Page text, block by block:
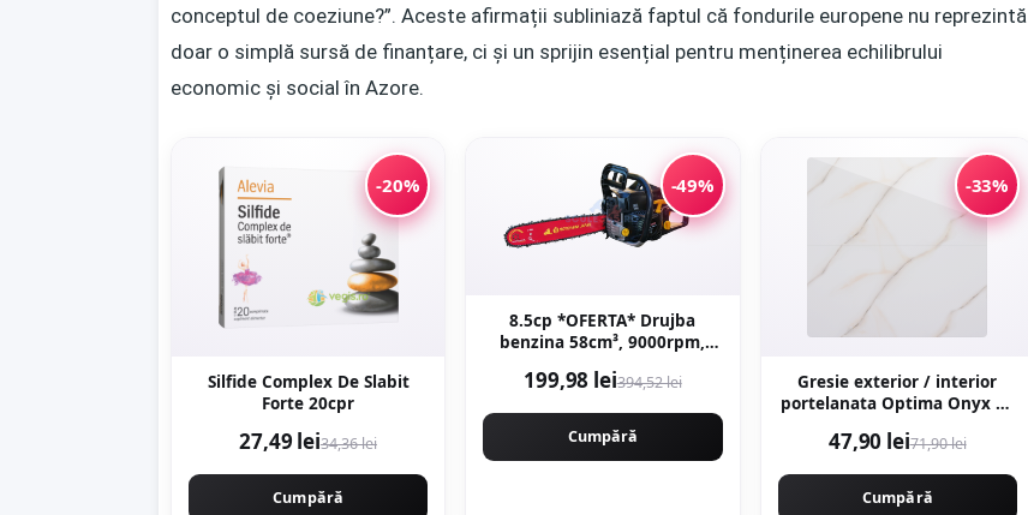
conceptul de coeziune?”. Aceste afirmații subliniază faptul că fondurile europene nu reprezintă
doar o simplă sursă de finanțare, ci și un sprijin esențial pentru menținerea echilibrului
economic și social în Azore.
-20%
Silfide Complex De Slabit
Forte 20cpr
27,49 lei34,36 lei
Cumpără
-49%
8.5cp *OFERTA* Drujba
benzina 58cm³, 9000rpm,
WALBRO - magneziu,
199,98 lei394,52 lei
Cumpără
-33%
Gresie exterior / interior
portelanata Optima Onyx 60
tip marmura
47,90 lei71,90 lei
Cumpără